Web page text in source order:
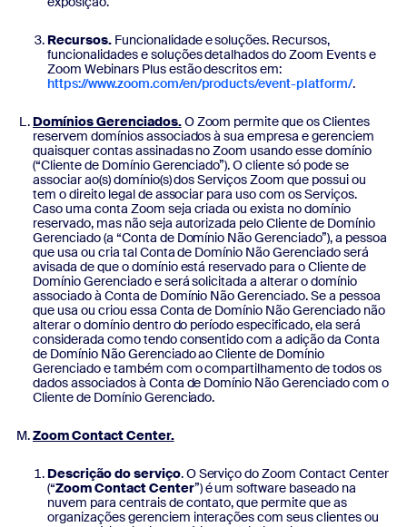
Recursos.Funcionalidade e soluções. Recursos,
funcionalidades e soluções detalhados do Zoom Events e
Zoom Webinars Plus estão descritos em:
https://www.zoom.com/en/products/event-platform/.
Domínios Gerenciados.O Zoom permite que os Clientes
reservem domínios associados à sua empresa e gerenciem
quaisquer contas assinadas no Zoom usando esse domínio
(“Cliente de Domínio Gerenciado”). O cliente só pode se
associar ao(s) domínio(s) dos Serviços Zoom que possui ou
tem o direito legal de associar para uso com os Serviços.
Caso uma conta Zoom seja criada ou exista no domínio
reservado, mas não seja autorizada pelo Cliente de Domínio
Gerenciado (a “Conta de Domínio Não Gerenciado”), a pessoa
que usa ou cria tal Conta de Domínio Não Gerenciado será
avisada de que o domínio está reservado para o Cliente de
Domínio Gerenciado e será solicitada a alterar o domínio
associado à Conta de Domínio Não Gerenciado. Se a pessoa
que usa ou criou essa Conta de Domínio Não Gerenciado não
alterar o domínio dentro do período especificado, ela será
considerada como tendo consentido com a adição da Conta
de Domínio Não Gerenciado ao Cliente de Domínio
Gerenciado e também com o compartilhamento de todos os
dados associados à Conta de Domínio Não Gerenciado com o
Cliente de Domínio Gerenciado.
Zoom Contact Center.
Descrição do serviço. O Serviço do Zoom Contact Center
(“Zoom Contact Center”) é um software baseado na
nuvem para centrais de contato, que permite que as
organizações gerenciem interações com seus clientes ou